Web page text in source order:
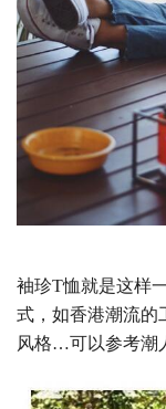
袖珍T恤就是这样
式，如香港潮流的
风格…可以参考潮